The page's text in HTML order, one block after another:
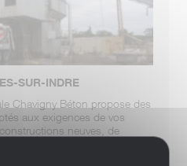
SUR-INDRE
Chavigny Béton propose des
aux exigences de vos
neuves, de